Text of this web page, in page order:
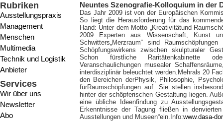
Rubriken
Ausstellungspraxis
Management
Menschen
Multimedia
Technik und Logistik
Anbieter
Services
Wir über uns
Newsletter
Abo
Neuntes Szenografie-Kolloquium in der
Das Jahr 2009 ist von der Europäischen
So liegt die Herausforderung für das
Hand: Unter dem Motto „Kreativitätund
2009 Experten aus Wissenschaft, Kunst
Schwitters„Merzraum“ sind
Schöpfungswirkens zwischen skulpturaler
Schon fürstliche Raritätenkabinette
Veranschaulichungen musealer
interdisziplinär beleuchtet werden.Mehrals 20
den Bereichen derPhysik, Philosophie,
fürRaumschöpfungen auf. Sie stellen
hinter der schöpferischen Gestaltung liegen.
eine übliche Ideenfindung zu
Erkenntnisse der Tagung fließen in
Ausstellungen und Museen“ein.Info:www.dasa-